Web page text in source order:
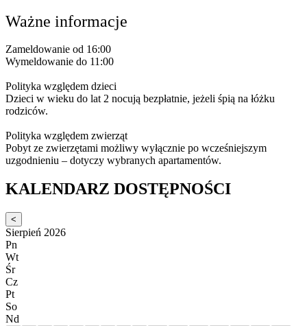
Ważne informacje
Zameldowanie od 16:00
Wymeldowanie do 11:00
Polityka względem dzieci
Dzieci w wieku do lat 2 nocują bezpłatnie, jeżeli śpią na łóżku
rodziców.
Polityka względem zwierząt
Pobyt ze zwierzętami możliwy wyłącznie po wcześniejszym
uzgodnieniu – dotyczy wybranych apartamentów.
KALENDARZ DOSTĘPNOŚCI
<
Sierpień 2026
Pn
Wt
Śr
Cz
Pt
So
Nd